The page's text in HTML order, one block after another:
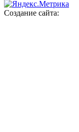
Создание сайта: